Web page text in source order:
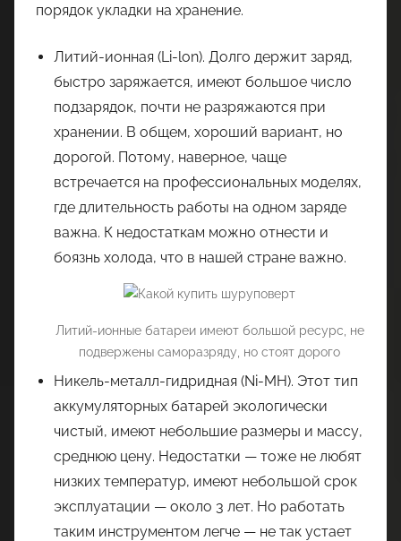
порядок укладки на хранение.
Литий-ионная (Li-lon). Долго держит заряд,
быстро заряжается, имеют большое число
подзарядок, почти не разряжаются при
хранении. В общем, хороший вариант, но
дорогой. Потому, наверное, чаще
встречается на профессиональных моделях,
где длительность работы на одном заряде
важна. К недостаткам можно отнести и
боязнь холода, что в нашей стране важно.
Литий-ионные батареи имеют большой ресурс, не
подвержены саморазряду, но стоят дорого
Никель-металл-гидридная (Ni-MH). Этот тип
аккумуляторных батарей экологически
чистый, имеют небольшие размеры и массу,
среднюю цену. Недостатки — тоже не любят
низких температур, имеют небольшой срок
эксплуатации — около 3 лет. Но работать
таким инструментом легче — не так устает